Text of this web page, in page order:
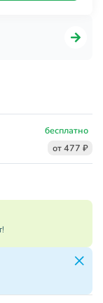
бесплатно
от 477 ₽